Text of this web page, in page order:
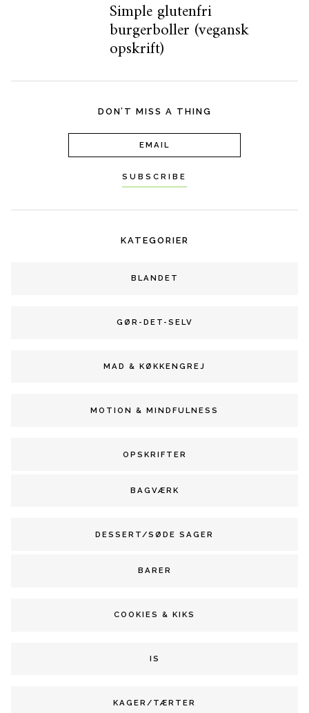
Simple glutenfri
burgerboller (vegansk
opskrift)
DON’T MISS A THING
KATEGORIER
BLANDET
GØR-DET-SELV
MAD & KØKKENGREJ
MOTION & MINDFULNESS
OPSKRIFTER
BAGVÆRK
DESSERT/SØDE SAGER
BARER
COOKIES & KIKS
IS
KAGER/TÆRTER